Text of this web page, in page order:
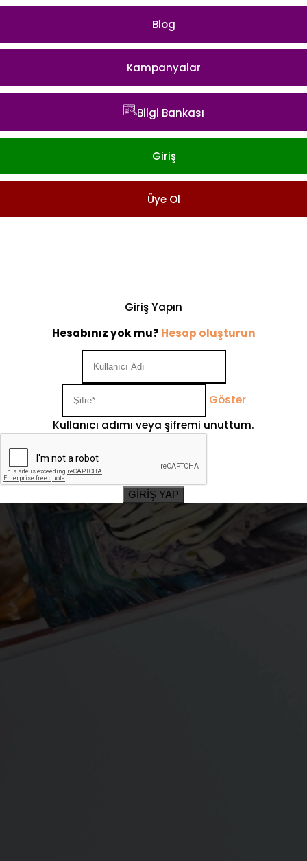
Blog
Kampanyalar
Bilgi Bankası
Giriş
Üye Ol
Giriş Yapın
Hesabınız yok mu? Hesap oluşturun
Göster
Kullanıcı adımı veya şifremi unuttum.
GİRİŞ YAP